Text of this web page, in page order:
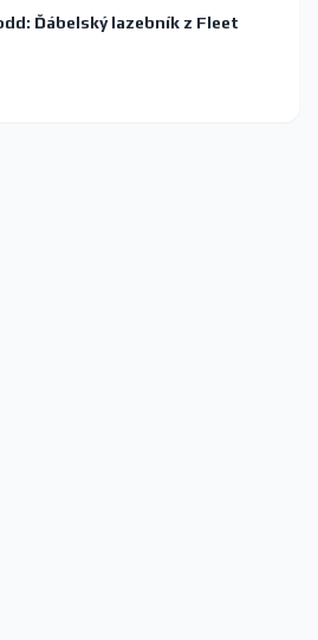
Ďábelský lazebník z Fleet